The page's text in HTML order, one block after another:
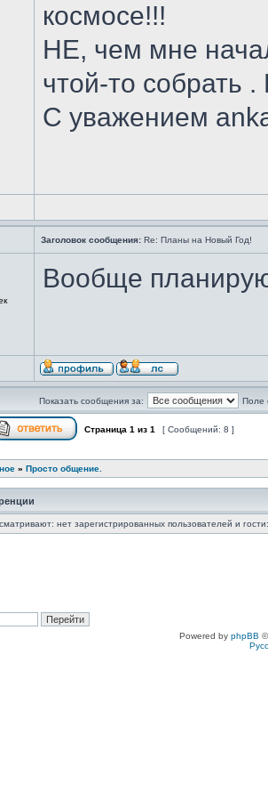
космосе!!!
НЕ, чем мне
чтой-то собрать
С уважением
Заголовок сообщения: Re: Планы на Новый Год!
Вообще
Показать сообщения за: Поле
Страница 1 из 1 [ Сообщений: 8 ]
» Просто общение.
нет зарегистрированных пользователей и
Powered by phpBB